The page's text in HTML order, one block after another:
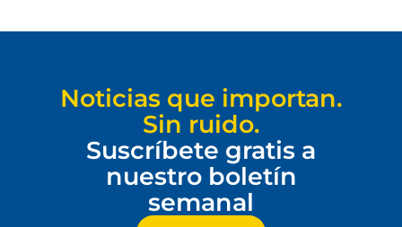
Noticias que importan.
Sin ruido.
Suscríbete gratis a
nuestro boletín
semanal